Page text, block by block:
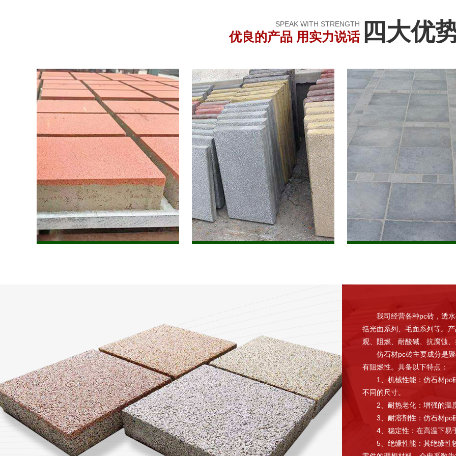
SPEAK WITH STRENGTH
优良的产品 用实力说话 四大优
我司经营各种pc砖，透水
括光面系列、毛面系列等。
观、阻燃、耐酸碱、抗腐蚀
仿石材pc砖主要成分是聚
有阻燃性。具备以下特点：
1、机械性能：仿石材pc砖
不同的尺寸。
2、耐热老化：增强的温
3、耐溶剂性：仿石材pc
4、稳定性：在高温下易于
5、绝缘性能：其绝缘性较